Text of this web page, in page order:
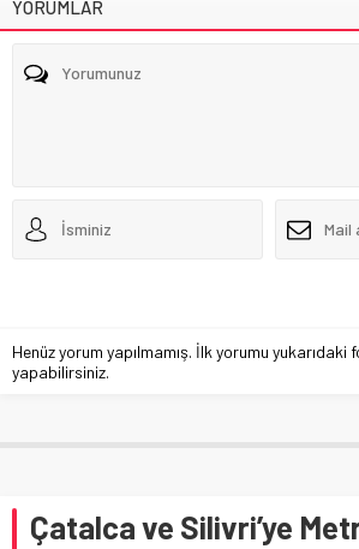
YORUMLAR
Henüz yorum yapılmamış. İlk yorumu yukarıdaki
yapabilirsiniz.
Çatalca ve Silivri’ye